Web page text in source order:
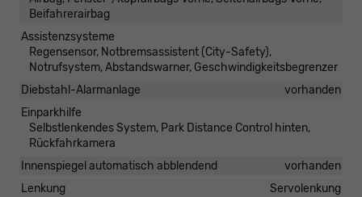
Beifahrerairbag
Assistenzsysteme
Regensensor, Notbremsassistent (City-Safety),
Notrufsystem, Abstandswarner, Geschwindigkeitsbegrenzer
Diebstahl-Alarmanlage
vorhanden
Einparkhilfe
Selbstlenkendes System, Park Distance Control hinten,
Rückfahrkamera
Innenspiegel automatisch abblendend
vorhanden
Lenkung
Servolenkung